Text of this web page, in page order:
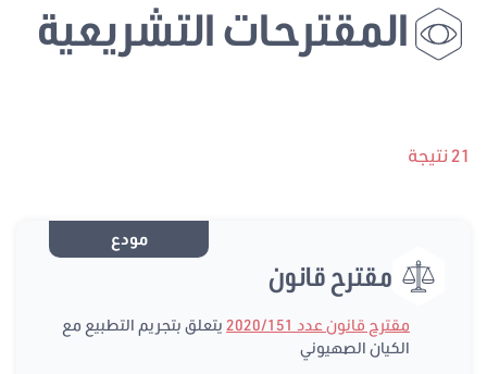
المقترحات التشريعية
21 نتيجة
مودع
مقترح قانون
مقترح قانون عدد 2020/151
يتعلق بتجريم التطبيع مع
الكيان الصهيوني